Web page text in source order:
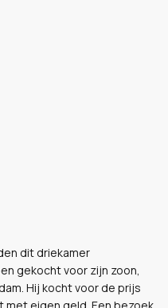
dit driekamer
gekocht voor zijn zoon,
Hij kocht voor de prijs